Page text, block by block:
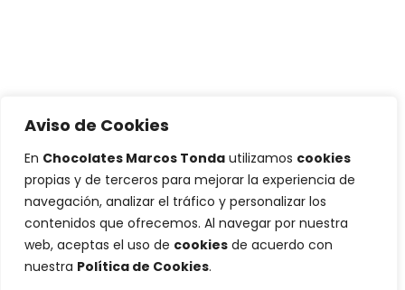
Aviso de Cookies
En Chocolates Marcos Tonda utilizamos cookies
propias y de terceros para mejorar la experiencia de
navegación, analizar el tráfico y personalizar los
contenidos que ofrecemos. Al navegar por nuestra
web, aceptas el uso de cookies de acuerdo con
nuestra Política de Cookies.